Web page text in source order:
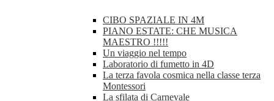
CIBO SPAZIALE IN 4M
PIANO ESTATE: CHE MUSICA
MAESTRO !!!!!
Un viaggio nel tempo
Laboratorio di fumetto in 4D
La terza favola cosmica nella classe terza
Montessori
La sfilata di Carnevale